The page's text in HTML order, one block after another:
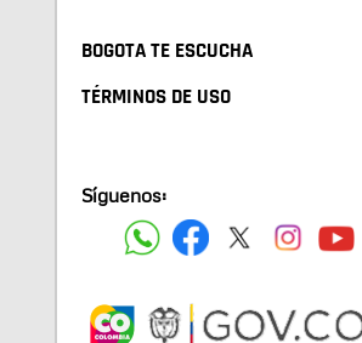
BOGOTA TE ESCUCHA
TÉRMINOS DE USO
Síguenos: